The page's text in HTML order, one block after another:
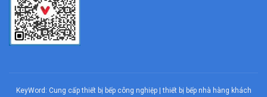
KeyWord: Cung cấp thiết bị bếp công nghiệp|thiết bị bếp nhà hàng khách